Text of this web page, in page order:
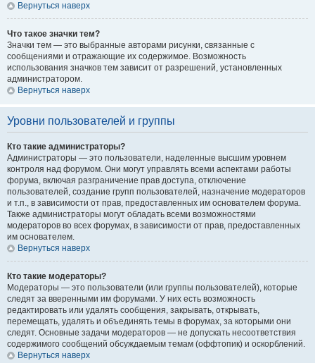
Вернуться наверх
Что такое значки тем?
Значки тем — это выбранные авторами рисунки, связанные с
сообщениями и отражающие их содержимое. Возможность
использования значков тем зависит от разрешений, установленных
администратором.
Вернуться наверх
Уровни пользователей и группы
Кто такие администраторы?
Администраторы — это пользователи, наделенные высшим уровнем
контроля над форумом. Они могут управлять всеми аспектами работы
форума, включая разграничение прав доступа, отключение
пользователей, создание групп пользователей, назначение модераторов
и т.п., в зависимости от прав, предоставленных им основателем форума.
Также администраторы могут обладать всеми возможностями
модераторов во всех форумах, в зависимости от прав, предоставленных
им основателем.
Вернуться наверх
Кто такие модераторы?
Модераторы — это пользователи (или группы пользователей), которые
следят за вверенными им форумами. У них есть возможность
редактировать или удалять сообщения, закрывать, открывать,
перемещать, удалять и объединять темы в форумах, за которыми они
следят. Основные задачи модераторов — не допускать несоответствия
содержимого сообщений обсуждаемым темам (оффтопик) и оскорблений.
Вернуться наверх